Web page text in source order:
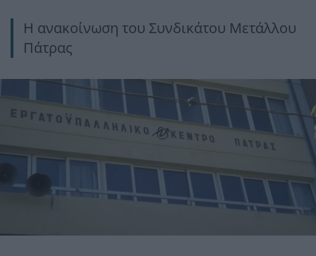
Η ανακοίνωση του Συνδικάτου Μετάλλου
Πάτρας